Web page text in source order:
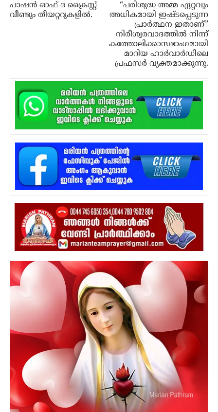
പാഷന്‍ ഓഫ് ദ ക്രൈസ്റ്റ്
വീണ്ടും തീയറ്ററുകളില്‍.
“പരിശുദ്ധ അമ്മ ഏറ്റവും
അധികമായി ഇഷ്ടപ്പെടുന്ന
പ്രാര്‍ത്ഥന ഇതാണ്”
നിരീശ്വരവാദത്തില്‍ നിന്ന്
കത്തോലിക്കാസഭാംഗമായി
മാറിയ ഹാര്‍വാര്‍ഡിലെ
പ്രഫസര്‍ വ്യക്തമാക്കുന്നു.